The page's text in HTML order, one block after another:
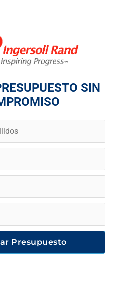
SIN
Presupuesto